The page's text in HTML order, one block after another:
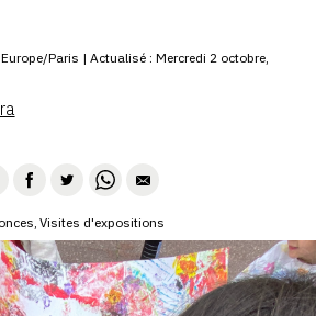
ARTISTIQUE
DÉDIÉS AUX GALERISTES
SON SITE ARTISTE
Paris | Actualisé : Mercredi 2 octobre,
Visites d'expositions